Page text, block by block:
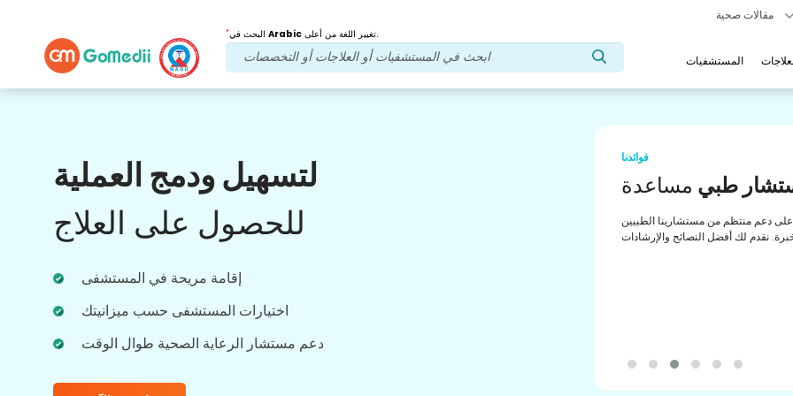
* Arabic تغيير اللغة من أعلى.
المستشفيات
لتسهيل ودمج العملية
للحصول على العلاج
إقامة مريحة في المستشفى
اختيارات المستشفى حسب ميزانيتك
دعم مستشار الرعاية الصحية طوال الوقت
بعد العلاجمتابعة الرعاية
احصل على دعم طبي ودعم للمرضى على مدار
الساعة طوال أيام الأسبوع مع فريقنا الذي يعالج
فوائدنا
طبي مساعدة
دعم منتظم من مستشارينا الطبيين